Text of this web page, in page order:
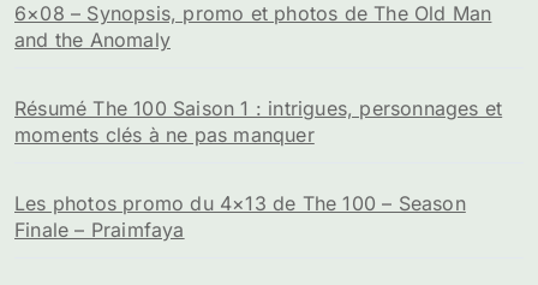
6×08 – Synopsis, promo et photos de The Old Man
and the Anomaly
Résumé The 100 Saison 1 : intrigues, personnages et
moments clés à ne pas manquer
Les photos promo du 4×13 de The 100 – Season
Finale – Praimfaya